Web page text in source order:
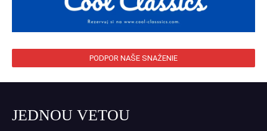
PODPOR NAŠE SNAŽENIE
JEDNOU VETOU